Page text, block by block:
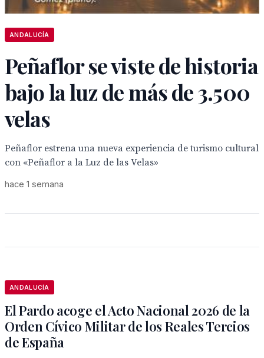
ANDALUCÍA
Peñaflor se viste de historia
bajo la luz de más de 3.500
velas
Peñaflor estrena una nueva experiencia de turismo cultural
con «Peñaflor a la Luz de las Velas»
hace 1 semana
ANDALUCÍA
El Pardo acoge el Acto Nacional 2026 de la
Orden Cívico Militar de los Reales Tercios
de España